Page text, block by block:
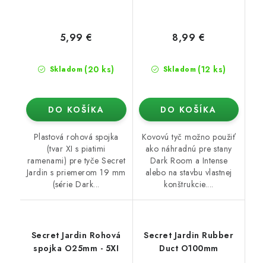
Skladom (20 ks)
5,99 €
DO KOŠÍKA
Plastová rohová spojka
(tvar XI s piatimi
ramenami) pre tyče Secret
Jardin s priemerom 19 mm
(série Dark...
Skladom (12 ks)
8,99 €
DO KOŠÍKA
Kovovú tyč možno použiť
ako náhradnú pre stany
Dark Room a Intense
alebo na stavbu vlastnej
konštrukcie....
Secret Jardin Rohová
spojka O25mm - 5XI
Secret Jardin Rubber
Duct O100mm